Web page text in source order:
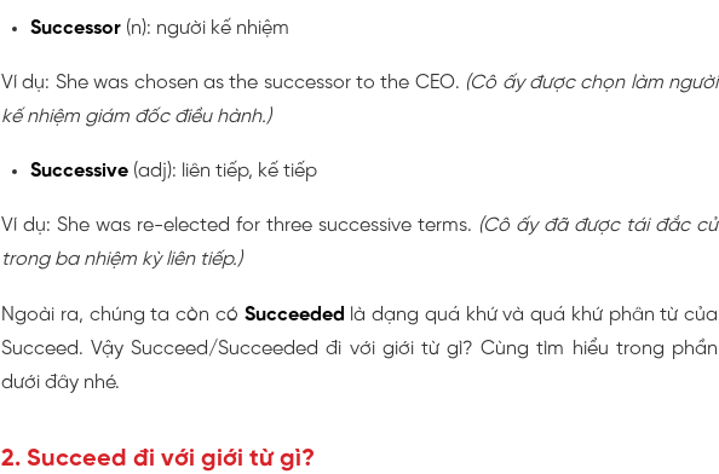
Successor (n): người kế nhiệm
Ví dụ: She was chosen as the successor to the CEO. (Cô ấy được chọn làm người
kế nhiệm giám đốc điều hành.)
Successive (adj): liên tiếp, kế tiếp
Ví dụ: She was re-elected for three successive terms. (Cô ấy đã được tái đắc cử
trong ba nhiệm kỳ liên tiếp.)
Ngoài ra, chúng ta còn có Succeeded là dạng quá khứ và quá khứ phân từ của
Succeed. Vậy Succeed/Succeeded đi với giới từ gì? Cùng tìm hiểu trong phần
dưới đây nhé.
2. Succeed đi với giới từ gì?